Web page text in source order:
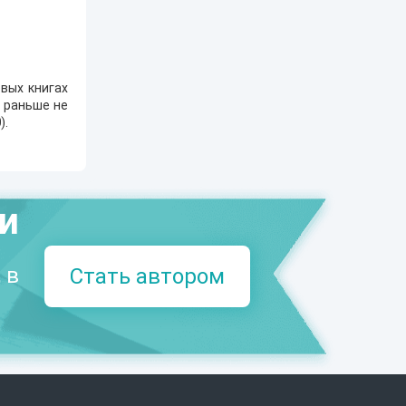
книгах
раньше не
).
в
Стать автором